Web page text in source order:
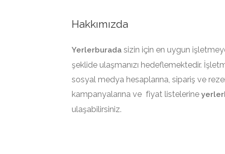
Hakkımızda
Yerlerburada sizin için en uygun
şeklide ulaşmanızı hedeflemektedir.
sosyal medya hesaplarına, sipariş ve
kampanyalarına ve fiyat listelerine
ulaşabilirsiniz.